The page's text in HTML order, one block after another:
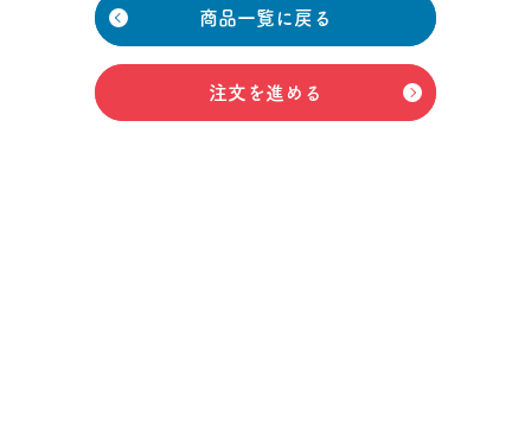
商品一覧に戻る
注文を進める